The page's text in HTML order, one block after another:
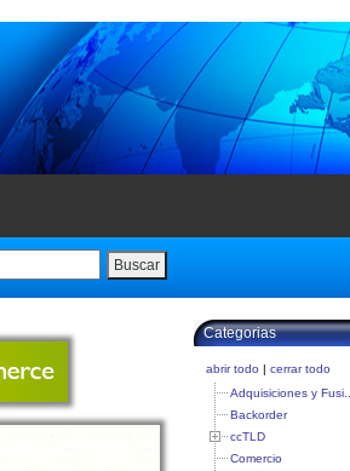
Buscar
Categorias
abrir todo | cerrar todo
Adquisiciones y Fusi...
Backorder
ccTLD
Comercio